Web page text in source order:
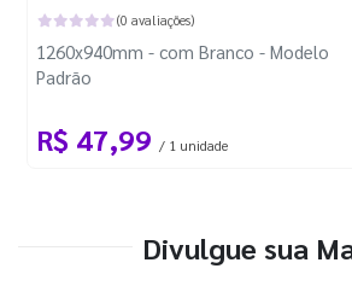
(0 avaliações)
1260x940mm - com Branco - Modelo
Padrão
R$ 47,99 / 1 unidade
Divulgue sua